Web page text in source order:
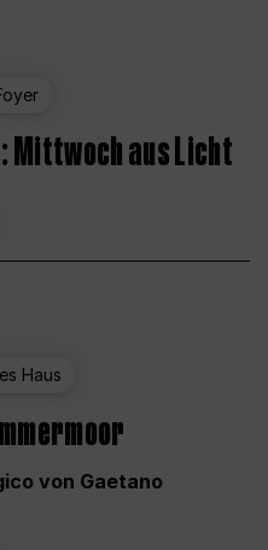
aus Licht
Haus
von Gaetano